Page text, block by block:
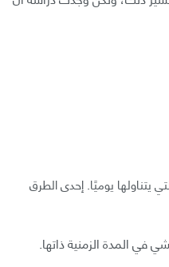
يتناولها يوميًا. إحدى الطرق
في المدة الزمنية ذاتها.